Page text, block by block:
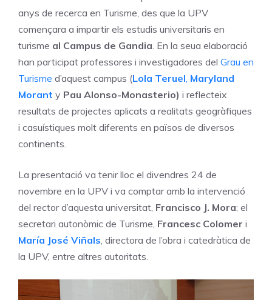
anys de recerca en Turisme, des que la UPV
començara a impartir els estudis universitaris en
turisme al Campus de Gandia . En la seua elaboració
han participat professores i investigadores del Grau en
Turisme d’aquest campus (Lola Teruel Maryland
Morant y Pau Alonso-Monasterio) i reflecteix
resultats de projectes aplicats a realitats geogràfiques
i casuístiques molt diferents en països de diversos
continents.
La presentació va tenir lloc el divendres 24 de
novembre en la UPV i va comptar amb la intervenció
del rector d’aquesta universitat, Francisco J. Mora; el
secretari autonòmic de Turisme, Francesc Colomer i
María José Viñals , directora de l’obra i catedràtica de
la UPV, entre altres autoritats.